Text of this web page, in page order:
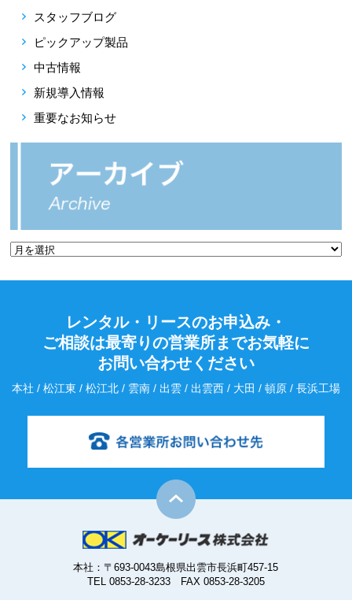
スタッフブログ
ピックアップ製品
中古情報
新規導入情報
重要なお知らせ
レンタル・リースのお申込み・
ご相談は最寄りの営業所までお気軽に
お問い合わせください
本社 / 松江東 / 松江北 / 雲南 / 出雲 / 出雲西 / 大田 / 頓原 / 長浜工場
本社：〒693-0043島根県出雲市長浜町457-15
TEL 0853-28-3233 FAX 0853-28-3205